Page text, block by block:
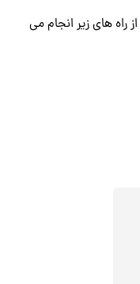
از راه های زیر انجام می